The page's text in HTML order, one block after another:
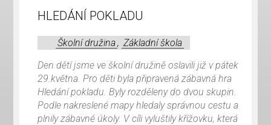
HLEDÁNÍ POKLADU
Školní družina, Základní škola
Den dětí jsme ve školní družině oslavili již v pátek
29.května. Pro děti byla připravená zábavná hra
Hledání pokladu. Byly rozděleny do dvou skupin.
Podle nakreslené mapy hledaly správnou cestu a
plnily zábavné úkoly. V cíli vyluštily křížovku, která